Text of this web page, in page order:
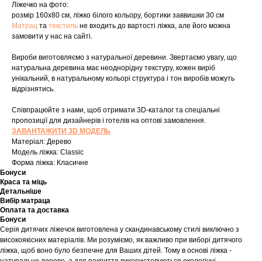
Ліжечко на фото:
розмір 160х80 см, ліжко білого кольору, бортики заввишки 30 см
Матрац та текстиль не входить до вартості ліжка, але його можна
замовити у нас на сайті.
Вироби виготовляємо з натуральної деревини. Звертаємо увагу, що
натуральна деревина має неоднорідну текстуру, кожен виріб
унікальний, в натуральному кольорі структура і тон виробів можуть
відрізнятись.
Співпрацюйте з нами, щоб отримати 3D-каталог та спеціальні
пропозиції для дизайнерів і готелів на оптові замовлення.
ЗАВАНТАЖИТИ 3D МОДЕЛЬ
Матеріал: Дерево
Модель ліжка: Classic
Форма ліжка: Класичне
Бонуси
Краса та міць
Детальніше
Вибір матраца
Оплата та доставка
Бонуси
Серія дитячих ліжечок виготовлена у скандинавському стилі виключно з
високоякісних матеріалів. Ми розуміємо, як важливо при виборі дитячого
ліжка, щоб воно було безпечне для Ваших дітей. Тому в основі ліжка -